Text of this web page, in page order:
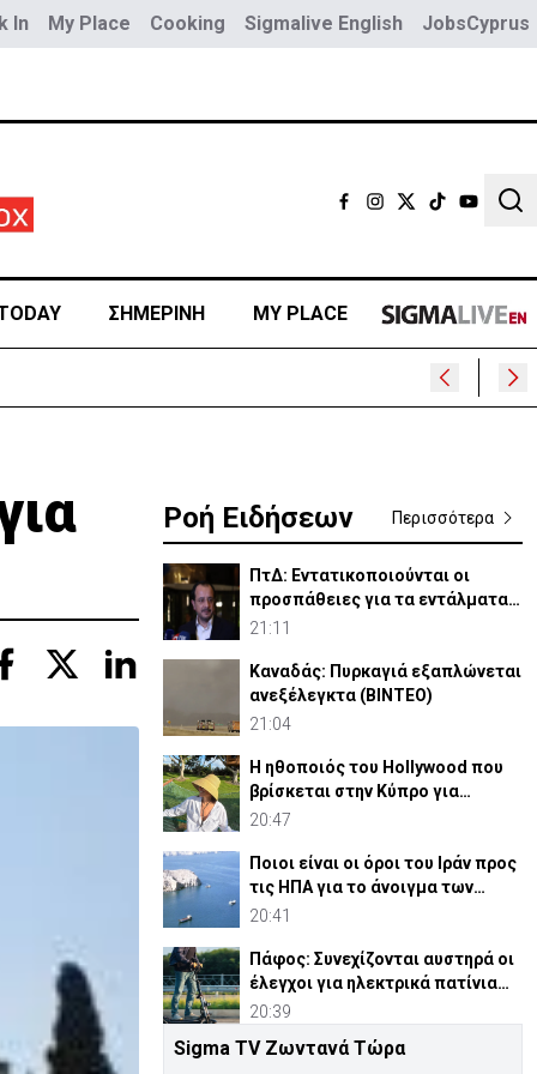
In My Place Cooking Sigmalive English JobsCyprus
ΣΗΜΕΡΙΝΗ MY PLACE
Ροή Ειδήσεων Περισσότερα
ΠτΔ: Εντατικοποιούνται οι
προσπάθειες για τα εντάλματα
σύλληψης Ισαάκ-Σολωμού
21:11
Καναδάς: Πυρκαγιά εξαπλώνεται
ανεξέλεγκτα (ΒΙΝΤΕΟ)
21:04
Η ηθοποιός του Hollywood που
βρίσκεται στην Κύπρο για
διακοπές
20:47
Ποιοι είναι οι όροι του Ιράν προς
τις ΗΠΑ για το άνοιγμα των
Στενών του Ορμούζ
20:41
Πάφος: Συνεχίζονται αυστηρά οι
έλεγχοι για ηλεκτρικά πατίνια
στους πεζόδρομους
20:39
Λίβανος: Ισραηλινά στρατεύματα
Sigma TV Ζωντανά Τώρα